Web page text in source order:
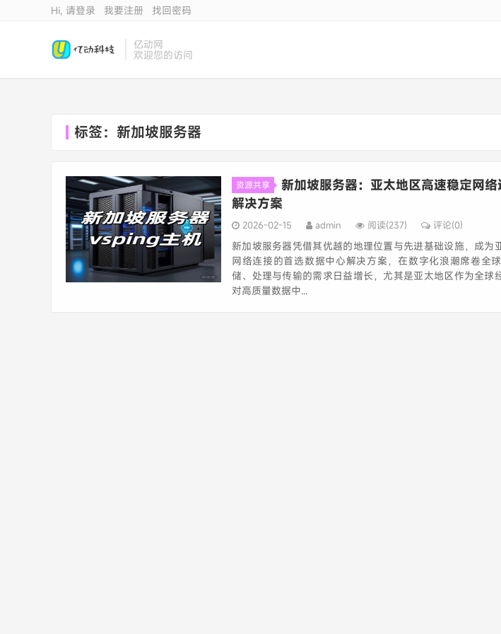
Hi, 请登录 我要注册 找回密码
亿动网
欢迎您的访问
标签：新加坡服务器
资源共享
新加坡服务器：亚太地区高速稳定网
解决方案
2026-02-15 admin 阅读(237) 评论(0)
新加坡服务器凭借其优越的地理位置与先进基础设施，成为
网络连接的首选数据中心解决方案，在数字化浪潮席卷全
储、处理与传输的需求日益增长，尤其是亚太地区作为全球
对高质量数据中...